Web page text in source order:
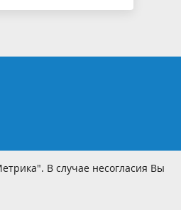
В случае несогласия Вы